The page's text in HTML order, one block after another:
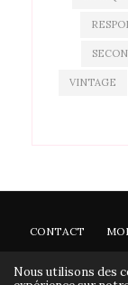
VINTAGE
CONTACT
Nous utilisons des